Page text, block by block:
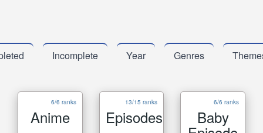
Incomplete Year Genres
6/6 ranks
Anime
13/15 ranks
Episodes
6/6 ranks
Baby